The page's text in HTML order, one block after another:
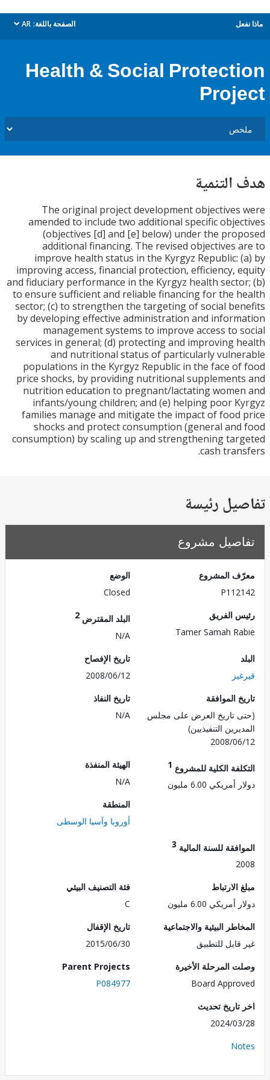
الصفحة باللغة: AR
dropdown
Health & Social
The original project development
amended to include two additional specific
(objectives [d] and [e] below) under the
additional financing. The revised objectives
improve health status in the Kyrgyz Republic:
improving access, financial protection, efficiency,
and fiduciary performance in the Kyrgyz health
to ensure sufficient and reliable financing for the
sector; (c) to strengthen the targeting of social
by developing effective administration and
management systems to improve access to
services in general; (d) protecting and improving
and nutritional status of particularly
populations in the Kyrgyz Republic in the face
price shocks, by providing nutritional
nutrition education to pregnant/lactating
infants/young children; and (e) helping poor
families manage and mitigate the impact of
shocks and protect consumption (general
consumption) by scaling up and strengthening
cash
رئيسة
مشروع
المشروع
الفريق
Tamer Samah
البلد المقترض
تاريخ الإفصاح
2008/06/12
الموافقة
تاريخ العرض على مجلس
التنفيذيين)
2008/
تاريخ النفاذ
N/A
الكلية للمشروع1
6.00 مليون
الهيئة المنفذة
أوروبا وآسيا الوسطى
للسنة المالية3
6.00 مليون
فئة التصنيف البيئي
البيئية والاجتماعية
للتطبيق
تاريخ الإقفال
2015/06/30
المرحلة الأخيرة
Board
Parent Projects
P084977
تحديث
2024/